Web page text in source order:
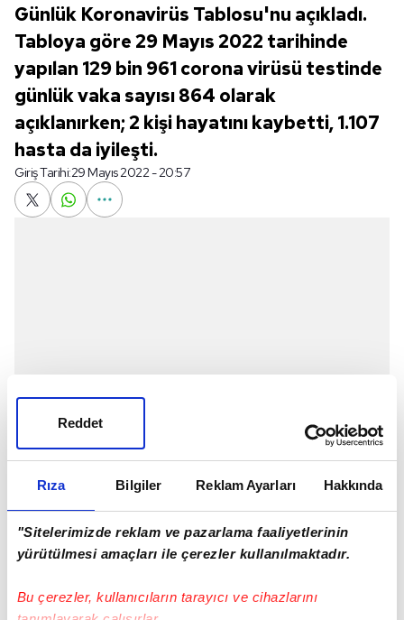
Rıza Bilgiler Reklam Ayarları Hakkında
"Sitelerimizde reklam ve pazarlama faaliyetlerinin
yürütülmesi amaçları ile çerezler kullanılmaktadır.
Bu çerezler, kullanıcıların tarayıcı ve cihazlarını
Reddet
Günlük Koronavirüs Tablosu'nu açıkladı.
Tabloya göre 29 Mayıs 2022 tarihinde
yapılan 129 bin 961 corona virüsü testinde
günlük vaka sayısı 864 olarak
açıklanırken; 2 kişi hayatını kaybetti, 1.107
hasta da iyileşti.
Giriş Tarihi:29 Mayıs 2022 - 20:57
Sağlık Bakanı Fahrettin Koca, 'TürkiyeGünlük
Koronavirüs Tablosu'nu açıkladı. Tabloya göre 29
virüsü testinde günlük vaka sayısı 864 olarak